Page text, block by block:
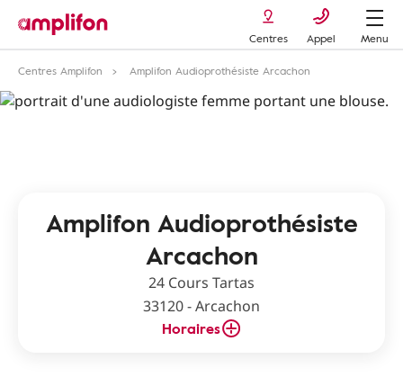
Centres Appel
Menu
Centres Amplifon
Amplifon Audioprothésiste Arcachon
Amplifon Audioprothésiste
Arcachon
24 Cours Tartas
33120 - Arcachon
Horaires